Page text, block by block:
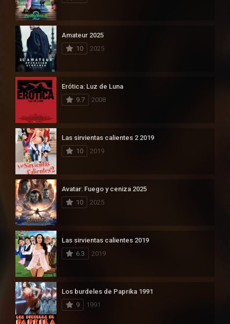
Amateur 2025
10
2025
Erótica: Luz de Luna
9.7
2008
Las sirvientas calientes 2 2019
10
2019
Avatar: Fuego y ceniza 2025
10
2025
Las sirvientas calientes 2019
6.3
2019
Los burdeles de Paprika 1991
9
1991